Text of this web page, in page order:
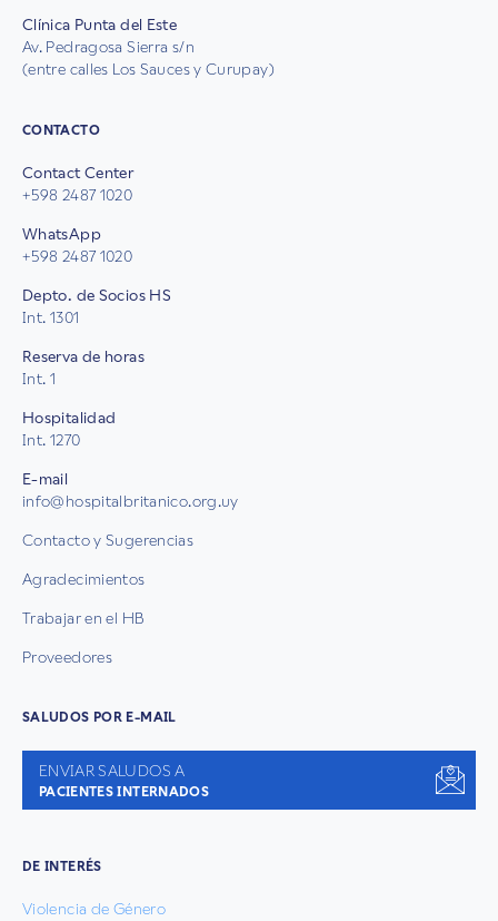
Clínica Punta del Este
Av. Pedragosa Sierra s/n
(entre calles Los Sauces y Curupay)
CONTACTO
Contact Center
+598 2487 1020
WhatsApp
+598 2487 1020
Depto. de Socios HS
Int. 1301
Reserva de horas
Int. 1
Hospitalidad
Int. 1270
E-mail
info@hospitalbritanico.org.uy
Contacto y Sugerencias
Agradecimientos
Trabajar en el HB
Proveedores
SALUDOS POR E-MAIL
ENVIAR SALUDOS A
PACIENTES INTERNADOS
DE INTERÉS
Violencia de Género